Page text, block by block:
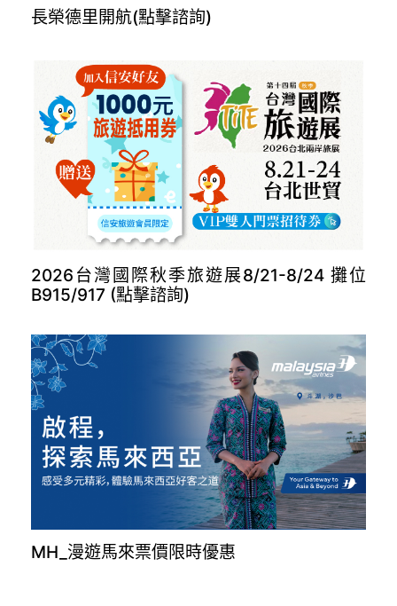
長榮德里開航(點擊諮詢)
2026台灣國際秋季旅遊展8/21-8/24 攤位
B915/917 (點擊諮詢)
MH_漫遊馬來票價限時優惠